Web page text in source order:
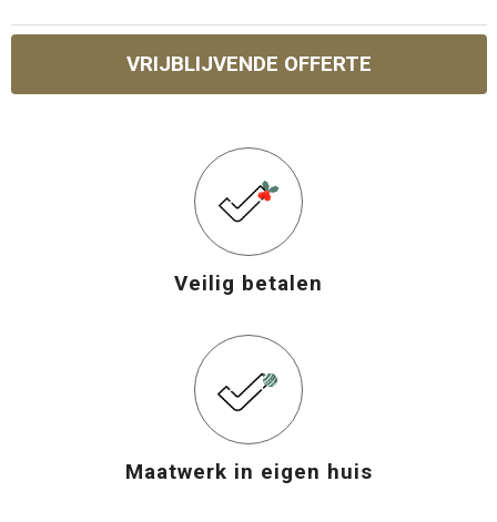
VRIJBLIJVENDE OFFERTE
Veilig betalen
Maatwerk in eigen huis